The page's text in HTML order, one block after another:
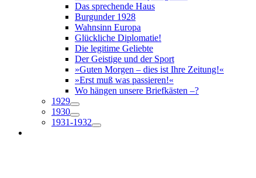
Das sprechende Haus
Burgunder 1928
Wahnsinn Europa
Glückliche Diplomatie!
Die legitime Geliebte
Der Geistige und der Sport
»Guten Morgen – dies ist Ihre Zeitung!«
»Erst muß was passieren!«
Wo hängen unsere Briefkästen –?
1929
1930
1931-1932